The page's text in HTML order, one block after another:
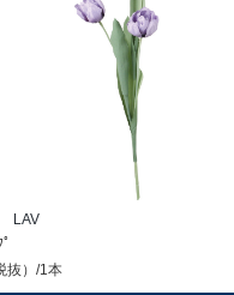
LAV
抜）/1本